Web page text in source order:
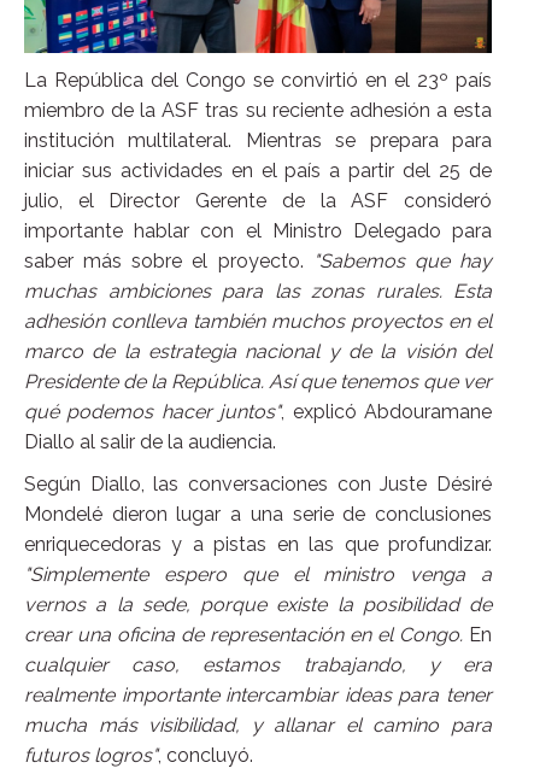
La República del Congo se convirtió en el 23º país
miembro de la ASF tras su reciente adhesión a esta
institución multilateral. Mientras se prepara para
iniciar sus actividades en el país a partir del 25 de
julio, el Director Gerente de la ASF consideró
importante hablar con el Ministro Delegado para
saber más sobre el proyecto.
"Sabemos que hay
muchas ambiciones para las zonas rurales. Esta
adhesión conlleva también muchos proyectos en el
marco de la estrategia nacional y de la visión del
Presidente de la República. Así que tenemos que ver
qué podemos hacer juntos", explicó Abdouramane
Diallo al salir de la audiencia.
Según Diallo, las conversaciones con Juste Désiré
Mondelé dieron lugar a una serie de conclusiones
enriquecedoras y a pistas en las que profundizar.
"Simplemente espero que el ministro venga a
vernos a la sede, porque existe la posibilidad de
crear una oficina de representación en el Congo. En
cualquier caso, estamos trabajando, y era
realmente importante intercambiar ideas para tener
mucha más visibilidad, y allanar el camino para
futuros logros", concluyó.